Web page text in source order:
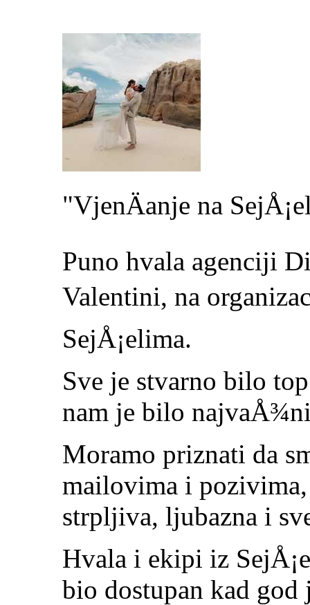
"VjenÄanje na
Puno hvala agenciji
Valentini, na
SejÅ¡elima.
Sve je stvarno bilo
nam je bilo
Moramo priznati da
mailovima i
strpljiva, ljubazna i
Hvala i ekipi iz
bio dostupan kad god